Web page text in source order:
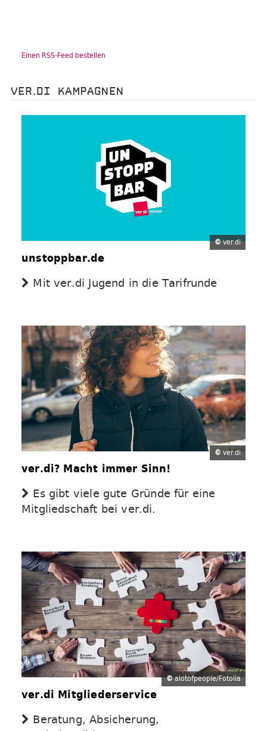
Einen RSS-Feed bestellen
VER.DI KAMPAGNEN
©ver.di
unstoppbar.de
Mit ver.di Jugend in die Tarifrunde
© ver.di
ver.di? Macht immer Sinn!
Es gibt viele gute Gründe für eine
Mitgliedschaft bei ver.di.
©alotofpeople/Fotolia
ver.di Mitgliederservice
Beratung, Absicherung,